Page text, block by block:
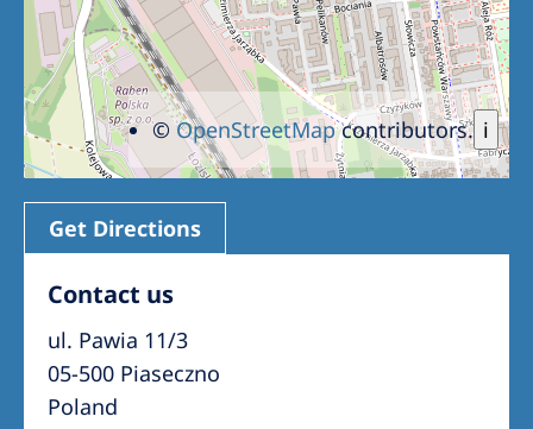
i
©OpenStreetMapcontributors.
Get Directions
Contact us
ul. Pawia 11/3
05-500 Piaseczno
Poland